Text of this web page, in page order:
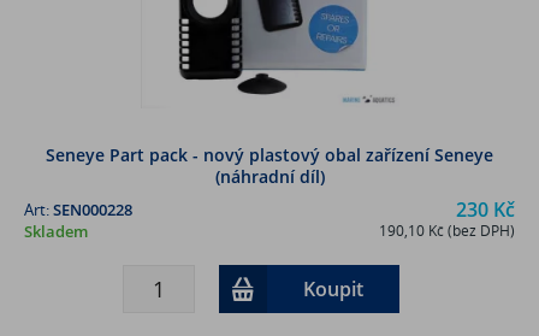
Seneye Part pack - nový plastový obal zařízení Seneye
(náhradní díl)
230 Kč
190,10 Kč (bez DPH)
Art:SEN000228
Skladem
Koupit